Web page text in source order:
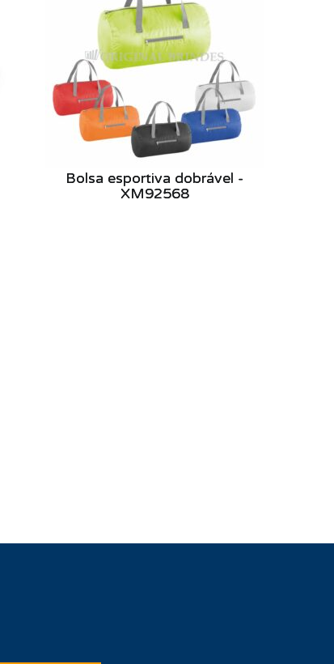
Bolsa esportiva dobrável -
XM92568